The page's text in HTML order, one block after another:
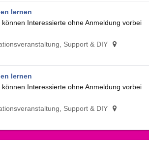
lernen
können Interessierte ohne Anmeldung vorbei
Support & DIY
lernen
können Interessierte ohne Anmeldung vorbei
Support & DIY